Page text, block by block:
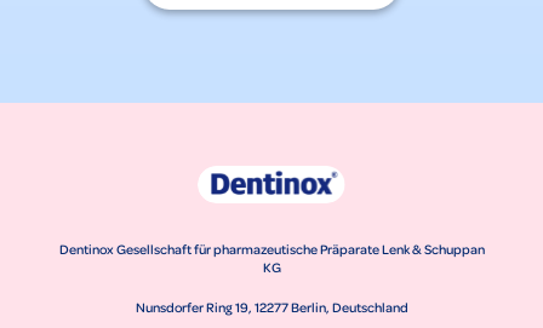
Dentinox Gesellschaft für pharmazeutische Präparate Lenk & Schuppan
KG
Nunsdorfer Ring 19, 12277 Berlin, Deutschland